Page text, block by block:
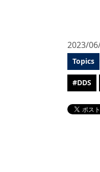
2023/
Topics
#DDS